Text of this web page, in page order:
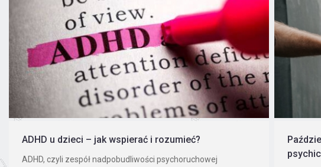
ADHD u dzieci – jak wspierać i rozumieć?
ADHD, czyli zespół nadpobudliwości psychoruchowej